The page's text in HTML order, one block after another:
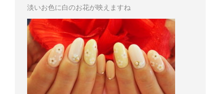
淡いお色に白のお花が映えますね